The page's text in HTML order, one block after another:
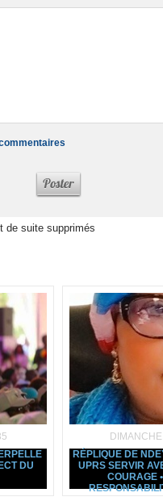
de suite supprimés
DU
RÉPLIQUE DE
UPRS SERVIR
COURAGE